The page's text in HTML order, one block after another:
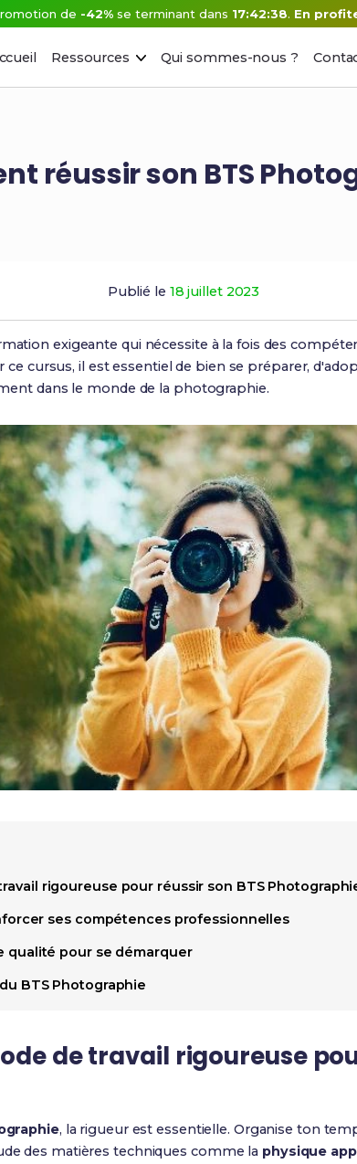
de -42% se terminant dans 17:42:37. En
Ressources Qui sommes-nous ?
réussir son BTS
Publié le 18 juillet 2023
exigeante qui nécessite à la fois des
ce cursus, il est essentiel de bien se préparer,
dans le monde de la photographie.
rigoureuse pour réussir son BTS
ses compétences professionnelles
qualité pour se démarquer
BTS Photographie
de travail rigoureuse
, la rigueur est essentielle. Organise ton
des matières techniques comme la physique